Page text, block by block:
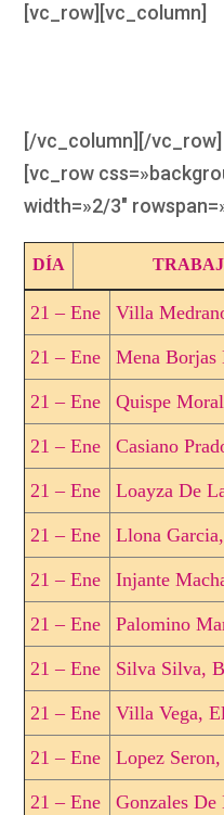
[vc_row][vc_column]
[/vc_column][/vc_row]
[vc_row
width=»2/3″
DÍA
21 – Ene Villa
21 – Ene Mena Borjas
21 – Ene Quispe
21 – Ene Casiano
21 – Ene Loayza De
21 – Ene Llona
21 – Ene Injante
21 – Ene Palomino
21 – Ene Silva Silva,
21 – Ene Villa Vega,
21 – Ene Lopez
21 – Ene Gonzales